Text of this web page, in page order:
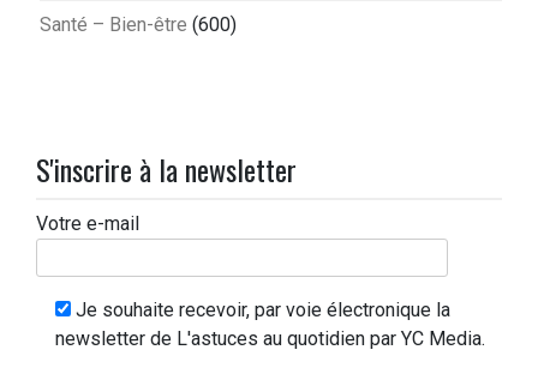
Santé – Bien-être (600)
S'inscrire à la newsletter
Votre e-mail
Je souhaite recevoir, par voie électronique la
newsletter de L'astuces au quotidien par YC Media.